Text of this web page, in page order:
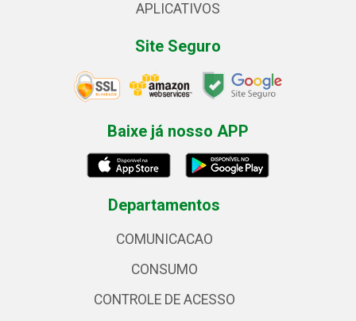
APLICATIVOS
Site Seguro
Baixe já nosso APP
Departamentos
COMUNICACAO
CONSUMO
CONTROLE DE ACESSO